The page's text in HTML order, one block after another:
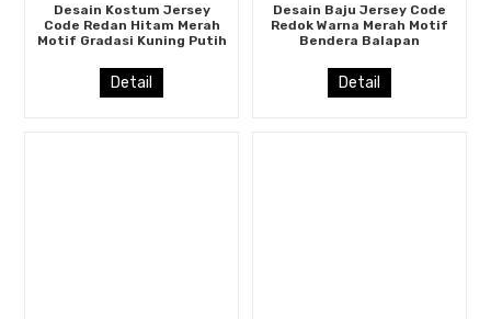
Desain Kostum Jersey
Code Redan Hitam Merah
Motif Gradasi Kuning Putih
Detail
Desain Baju Jersey Code
Redok Warna Merah Motif
Bendera Balapan
Detail